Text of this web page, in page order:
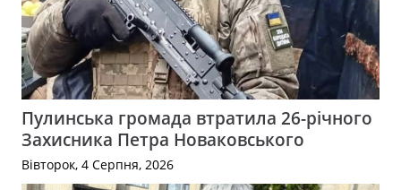
Пулинська громада втратила 26-річного
Захисника Петра Новаковського
Вівторок, 4 Серпня, 2026